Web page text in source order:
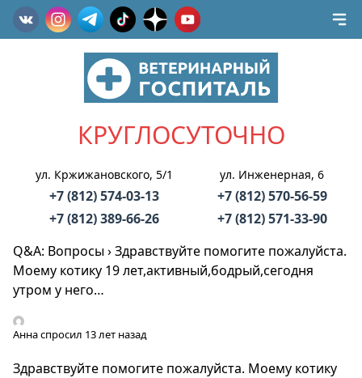
КРУГЛОСУТОЧНО
ул. Кржижановского, 5/1
+7 (812) 574-03-13
+7 (812) 389-66-26
ул. Инженерная, 6
+7 (812) 570-56-59
+7 (812) 571-33-90
Q&A: Вопросы›Здравствуйте помогите пожалуйста.
Моему котику 19 лет,активный,бодрый,сегодня
утром у него…
Аннаспросил 13 лет назад
Здравствуйте помогите пожалуйста. Моему котику